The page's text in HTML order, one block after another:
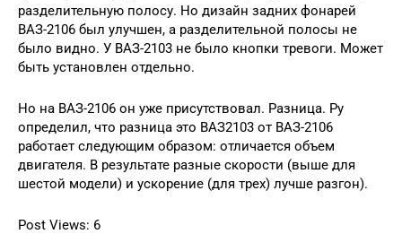
разделительную полосу. Но дизайн задних фонарей
ВАЗ-2106 был улучшен, а разделительной полосы не
было видно. У ВАЗ-2103 не было кнопки тревоги. Может
быть установлен отдельно.
Но на ВАЗ-2106 он уже присутствовал. Разница. Ру
определил, что разница это ВАЗ2103 от ВАЗ-2106
работает следующим образом: отличается объем
двигателя. В результате разные скорости (выше для
шестой модели) и ускорение (для трех) лучше разгон).
Post Views: 6